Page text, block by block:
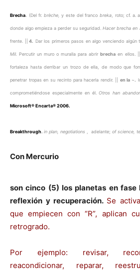
Brecha. (Del fr. brèche, y este del franco breka, roto; cf. a.
donde algo empieza a perder su seguridad.Hacer brecha en
frente. || 4. Dar los primeros pasos en algo venciendo
Mil. Percutir un muro o muralla para abrirbrecha en ellos. ||
fortaleza hasta derribar un trozo de ella, de modo que
penetrar tropas en su recinto para hacerla rendir. || en la ~.
comprometiéndose especialmente en él.Otros han
Microsoft® Encarta® 2006.
Breakthrough. in plan, negotiations adelante; of science,
Con Mercurio
son cinco (5) los planetas en fase
reflexión y recuperación. Se
que empiecen con “R”, aplican
retrogrado.
Por ejemplo: revisar,
reacondicionar, reparar,